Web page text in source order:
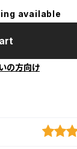
available
の方向け